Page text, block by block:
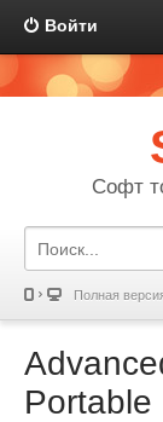
Войти
Софт
Полная
Portable